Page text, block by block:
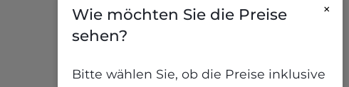
×
Wie möchten Sie die Preise
sehen?
Bitte wählen Sie, ob die Preise inklusive